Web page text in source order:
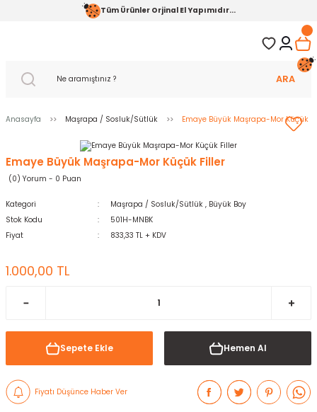
Tüm Ürünler Orjinal El Yapımıdır...
ARA
Anasayfa Maşrapa / Sosluk/Sütlük Emaye Büyük Maşrapa-Mor Küçük
Emaye Büyük Maşrapa-Mor Küçük Filler
(0) Yorum - 0 Puan
Kategori Maşrapa / Sosluk/Sütlük , Büyük Boy
Stok Kodu
501H-MNBK
Fiyat
833,33 TL + KDV
1.000,00 TL
Sepete Ekle Hemen Al
Fiyatı Düşünce Haber Ver